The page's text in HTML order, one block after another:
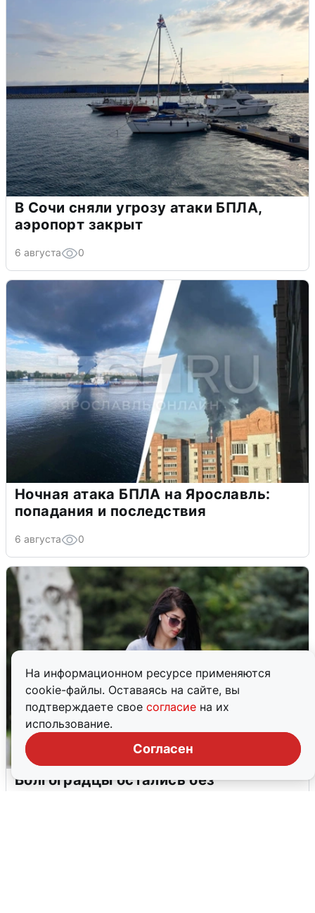
На информационном ресурсе применяются
cookie-файлы. Оставаясь на сайте, вы
подтверждаете свое согласие на их
использование.
Согласен
В Сочи сняли угрозу атаки БПЛА,
аэропорт закрыт
6 августа 0
Ночная атака БПЛА на Ярославль:
попадания и последствия
6 августа 0
Волгоградцы остались без